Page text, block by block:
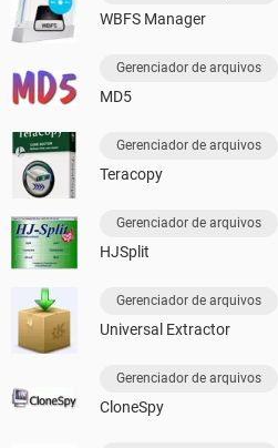
WBFS Manager
Gerenciador de arquivos
MD5
Gerenciador de arquivos
Teracopy
Gerenciador de arquivos
HJSplit
Gerenciador de arquivos
Universal Extractor
Gerenciador de arquivos
CloneSpy